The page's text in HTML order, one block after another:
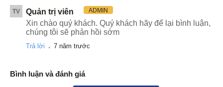
TV Quản trị viên ADMIN
Xin chào quý khách. Quý khách hãy để lại bình luận,
chúng tôi sẽ phản hồi sớm
Trả lời . 7 năm trước
Bình luận và đánh giá